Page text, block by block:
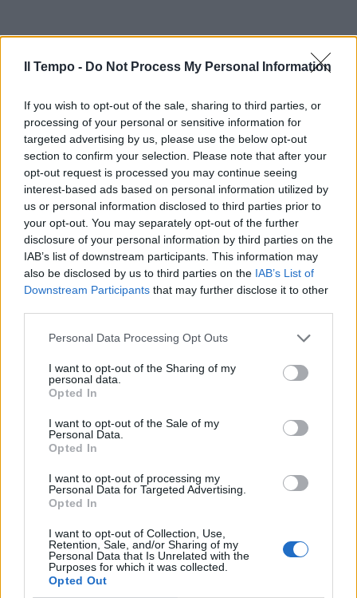
Il Tempo - Do Not Process My Personal Information
If you wish to opt-out of the sale, sharing to third parties, or
processing of your personal or sensitive information for
targeted advertising by us, please use the below opt-out
section to confirm your selection. Please note that after your
opt-out request is processed you may continue seeing
interest-based ads based on personal information utilized by
us or personal information disclosed to third parties prior to
your opt-out. You may separately opt-out of the further
disclosure of your personal information by third parties on the
IAB’s list of downstream participants. This information may
also be disclosed by us to third parties on the IAB’s List of
Downstream Participants that may further disclose it to other
Personal Data Processing Opt Outs
I want to opt-out of the Sharing of my
personal data.
Opted In
I want to opt-out of the Sale of my
Personal Data.
Opted In
I want to opt-out of processing my
Personal Data for Targeted Advertising.
Opted In
I want to opt-out of Collection, Use,
Retention, Sale, and/or Sharing of my
Personal Data that Is Unrelated with the
Purposes for which it was collected.
Opted Out
In «Check-in», una delle canzoni del nuovo
fondo, scrivere di questo mondo, ma alla fine
è ridotto ad un uomo che cerca la promo».
Una critica al mercato musicale? «Non credo
molto ai limiti del mercato musicale italiano.
Quando ero molto giovane acquistavo delle
cassette negli Autogrill e c'era una vasta
scelta di musica neomelodica. Mi sono
innamorato di questo genere, della modalità
di racconto di cose crude, quotidiane. Io
pensavo impossibile che potesse essere
ascoltata in tutta Italia ed è successo». Non si
abbandona alla foga della narrazione, ma
Dargen è schietto: «Sono fatto per scrivere.
Angela. Ci ho preso la mano o forse la mano
ha iniziato a prendere me. La scrittura ti
conclude. I banchi di scuola, la certezza del
domani.